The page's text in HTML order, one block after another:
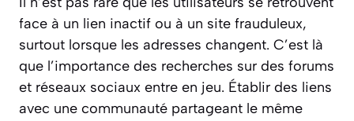
face à un lien inactif ou à un site frauduleux,
surtout lorsque les adresses changent. C’est là
que l’importance des recherches sur des forums
et réseaux sociaux entre en jeu. Établir des liens
avec une communauté partageant le même